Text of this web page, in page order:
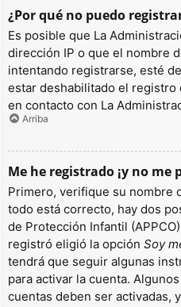
¿Por qué no puedo
Es posible que La
dirección IP o que el nombre
intentando registrarse, esté
estar deshabilitado el registro
en contacto con La
Arriba
Me he registrado ¡y no
Primero, verifique su nombre
todo está correcto, hay dos
de Protección Infantil
registró eligió la opción Soy
tendrá que seguir algunas
para activar la cuenta.
cuentas deben ser activadas,